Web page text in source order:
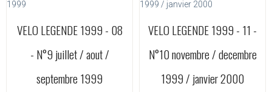
VELO LEGENDE 1999 - 08
- N°9 juillet / aout /
septembre 1999
VELO LEGENDE 1999 - 11 -
N°10 novembre / decembre
1999 / janvier 2000